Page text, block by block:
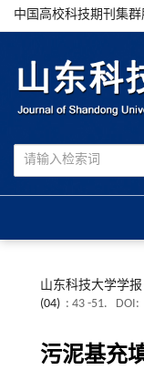
中国高校科技期刊集群
山东科技大学学报
(04) : 43 -51. DOI:
污泥基充